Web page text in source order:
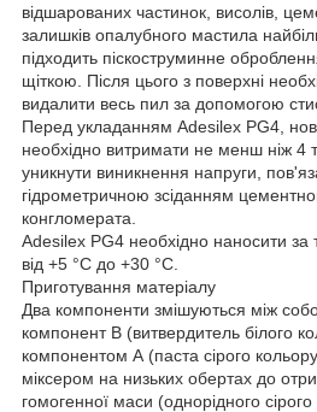
відшарованих частинок, висолів,
залишків опалубного мастила
підходить піскоструминне
щіткою. Після цього з поверхні
видалити весь пил за допомогою
Перед укладанням Adesilex PG4,
необхідно витримати не менш ніж 4
уникнути виникнення напруги,
гідрометричною зсіданням
конгломерата.
Adesilex PG4 необхідно наносити за
від +5 °C до +30 °C.
Приготування матеріалу
Два компоненти змішуються між
компонент В (витвердитель білого
компонентом А (паста сірого
міксером на низьких обертах до
гомогенної маси (однорідного сірого